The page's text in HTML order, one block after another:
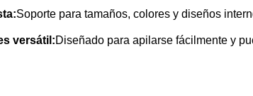
Soporte para tamaños, colores y diseños
versátil:Diseñado para apilarse fácilmente y